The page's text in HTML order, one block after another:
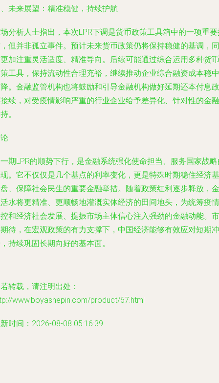
未来展望：精准稳健，持续护航
分析人士指出，本次LPR下调是货币政策工具箱中的一项重
但并非孤立事件。预计未来货币政策仍将保持稳健的基调，同
加注重灵活适度、精准导向。后续可能通过综合运用多种货币
工具，保持流动性合理充裕，继续推动企业综合融资成本稳中
。金融监管机构也将鼓励和引导金融机构做好延期还本付息政
续，对受疫情影响严重的行业企业给予差异化、针对性的金融
。
期LPR的顺势下行，是金融系统强化使命担当、服务国家战
。它不仅仅是几个基点的利率变化，更是特殊时期稳住经济基
、保障社会民生的重要金融举措。随着政策红利逐步释放，金
水将更精准、更顺畅地灌溉实体经济的田间地头，为统筹疫情
和经济社会发展、提振市场主体信心注入强劲的金融动能。市
待，在宏观政策的有力支撑下，中国经济能够有效应对短期冲
持续巩固长期向好的基本面。
转载，请注明出处：
www.boyashepin.com/product/67.html
时间：2026-08-08 05:16:39